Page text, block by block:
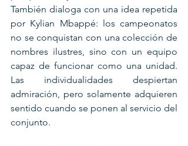
También dialoga con una idea repetida
por Kylian Mbappé: los campeonatos
no se conquistan con una colección de
nombres ilustres, sino con un equipo
capaz de funcionar como una unidad.
Las individualidades despiertan
admiración, pero solamente adquieren
sentido cuando se ponen al servicio del
conjunto.